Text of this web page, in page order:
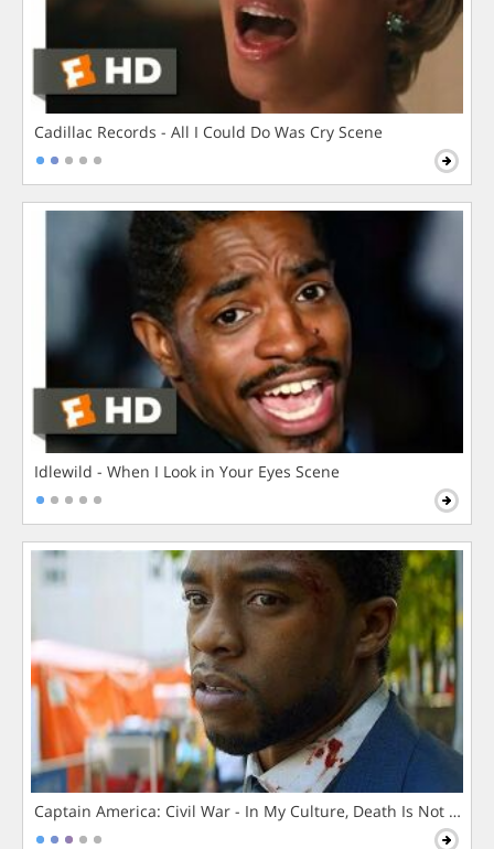
Cadillac Records - All I Could Do Was Cry Scene
Idlewild - When I Look in Your Eyes Scene
Captain America: Civil War - In My Culture, Death Is Not The